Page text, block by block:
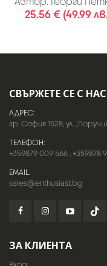
25.56 € (49.99
СВЪРЖЕТЕ СЕ С НАС
АДРЕС:
гр. София 1528, ул.
ТЕЛЕФОН:
+359879 009 566,+359878
EMAIL:
sales@enthusiast.bg
ЗА КЛИЕНТА